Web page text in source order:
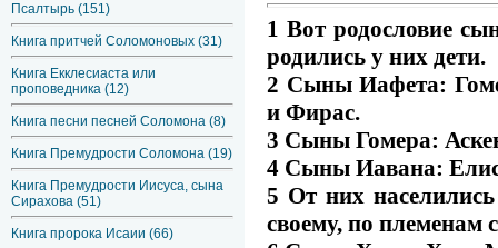
Псалтырь (151)
Книга притчей Соломоновых (31)
Книга Екклесиаста или
проповедника (12)
Книга песни песней Соломона (8)
Книга Премудрости Соломона (19)
Книга Премудрости Иисуса, сына
Сирахова (51)
Книга пророка Исаии (66)
1 Вот родословие
родились у них дети.
2 Сыны Иафета:
и Фирас.
3 Сыны Гомера:
4 Сыны Иавана:
5 От них
своему, по племенам